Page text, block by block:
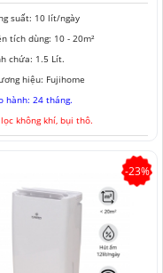
suất: 10 lít/ngày
tích dùng: 10 - 20m²
chứa: 1.5 Lít.
hiệu: Fujihome
hành: 24 tháng.
lọc không khí, bụi thô.
-23%